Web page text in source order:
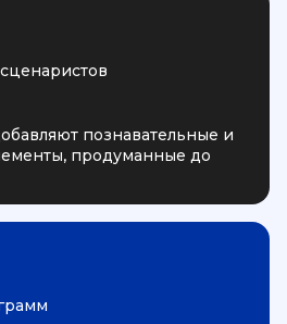
познавательные и
продуманные до